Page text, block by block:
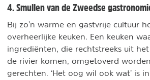
4. Smullen van de Zweedse
Bij zo'n warme en gastvrije cultuur
overheerlijke keuken. Een keuken
ingrediënten, die rechtstreeks uit
de rivier komen, omgetoverd
gerechten. ‘Het oog wil ook wat’ is